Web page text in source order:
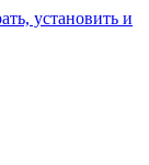
установить и